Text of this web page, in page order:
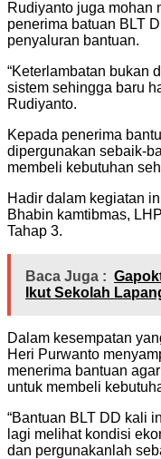
Rudiyanto juga mohan
penerima batuan BLT
penyaluran bantuan.
“Keterlambatan bukan
sistem sehingga baru
Rudiyanto.
Kepada penerima
dipergunakan sebaik-
membeli kebutuhan
Hadir dalam kegiatan
Bhabin kamtibmas,
Tahap 3.
Baca Juga :
Ikut Sekolah
Dalam kesempatan
Heri Purwanto
menerima bantuan
untuk membeli
“Bantuan BLT DD kali
lagi melihat kondisi
dan pergunakanlah